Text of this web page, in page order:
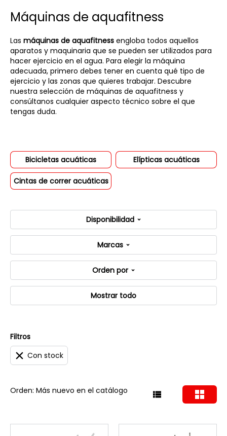
Máquinas de aquafitness
Las máquinas de aquafitness engloba todos aquellos
aparatos y maquinaria que se pueden ser utilizados para
hacer ejercicio en el agua. Para elegir la máquina
adecuada, primero debes tener en cuenta qué tipo de
ejercicio y las zonas que quieres trabajar. Descubre
nuestra selección de máquinas de aquafitness y
consúltanos cualquier aspecto técnico sobre el que
tengas duda.
Bicicletas acuáticas Elípticas acuáticas
Cintas de correr acuáticas
Disponibilidad
Marcas
Orden por
Mostrar todo
Filtros
Con stock
Orden: Más nuevo en el catálogo